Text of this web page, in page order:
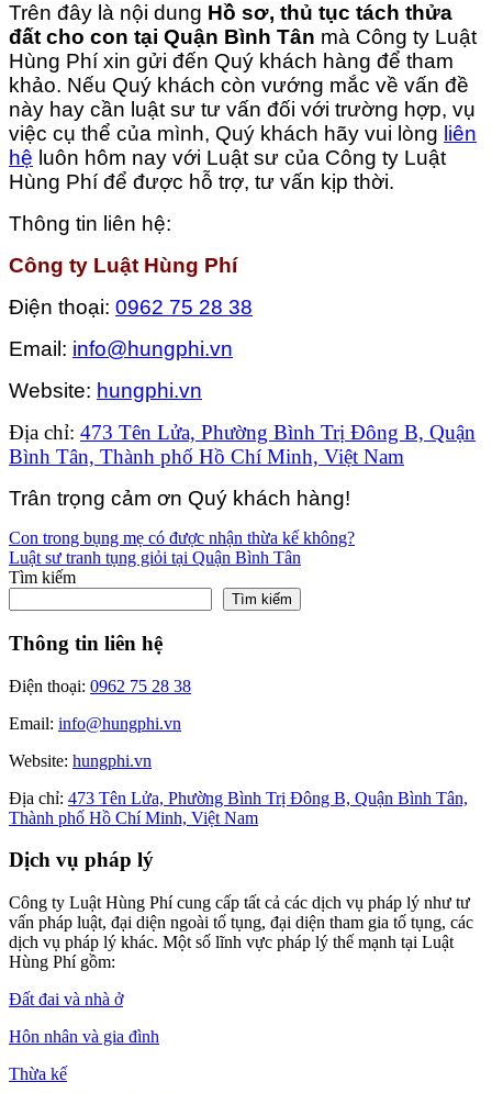
Trên đây là nội dung Hồ sơ, thủ tục tách thửa
đất cho con tại Quận Bình Tân mà Công ty Luật
Hùng Phí xin gửi đến Quý khách hàng để tham
khảo. Nếu Quý khách còn vướng mắc về vấn đề
này hay cần luật sư tư vấn đối với trường hợp, vụ
việc cụ thể của mình, Quý khách hãy vui lòng liên
hệ luôn hôm nay với Luật sư của Công ty Luật
Hùng Phí để được hỗ trợ, tư vấn kịp thời.
Thông tin liên hệ:
Công ty Luật Hùng Phí
Điện thoại: 0962 75 28 38
Email: info@hungphi.vn
Website: hungphi.vn
Địa chỉ: 473 Tên Lửa, Phường Bình Trị Đông B, Quận
Bình Tân, Thành phố Hồ Chí Minh, Việt Nam
Trân trọng cảm ơn Quý khách hàng!
Điều
hướng
viết
Con trong bụng mẹ có được nhận thừa kế không?
Luật sư tranh tụng giỏi tại Quận Bình Tân
Tìm kiếm
Tìm kiếm
Thông tin liên hệ
Điện thoại: 0962 75 28 38
Email: info@hungphi.vn
Website: hungphi.vn
Địa chỉ: 473 Tên Lửa, Phường Bình Trị Đông B, Quận Bình Tân,
Thành phố Hồ Chí Minh, Việt Nam
Dịch vụ pháp lý
Công ty Luật Hùng Phí cung cấp tất cả các dịch vụ pháp lý như tư
vấn pháp luật, đại diện ngoài tố tụng, đại diện tham gia tố tụng, các
dịch vụ pháp lý khác. Một số lĩnh vực pháp lý thế mạnh tại Luật
Hùng Phí gồm:
Đất đai và nhà ở
Hôn nhân và gia đình
Thừa kế